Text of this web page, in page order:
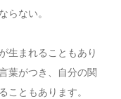
らない。
生まれることもあり
葉がつき、自分の関
こともあります。